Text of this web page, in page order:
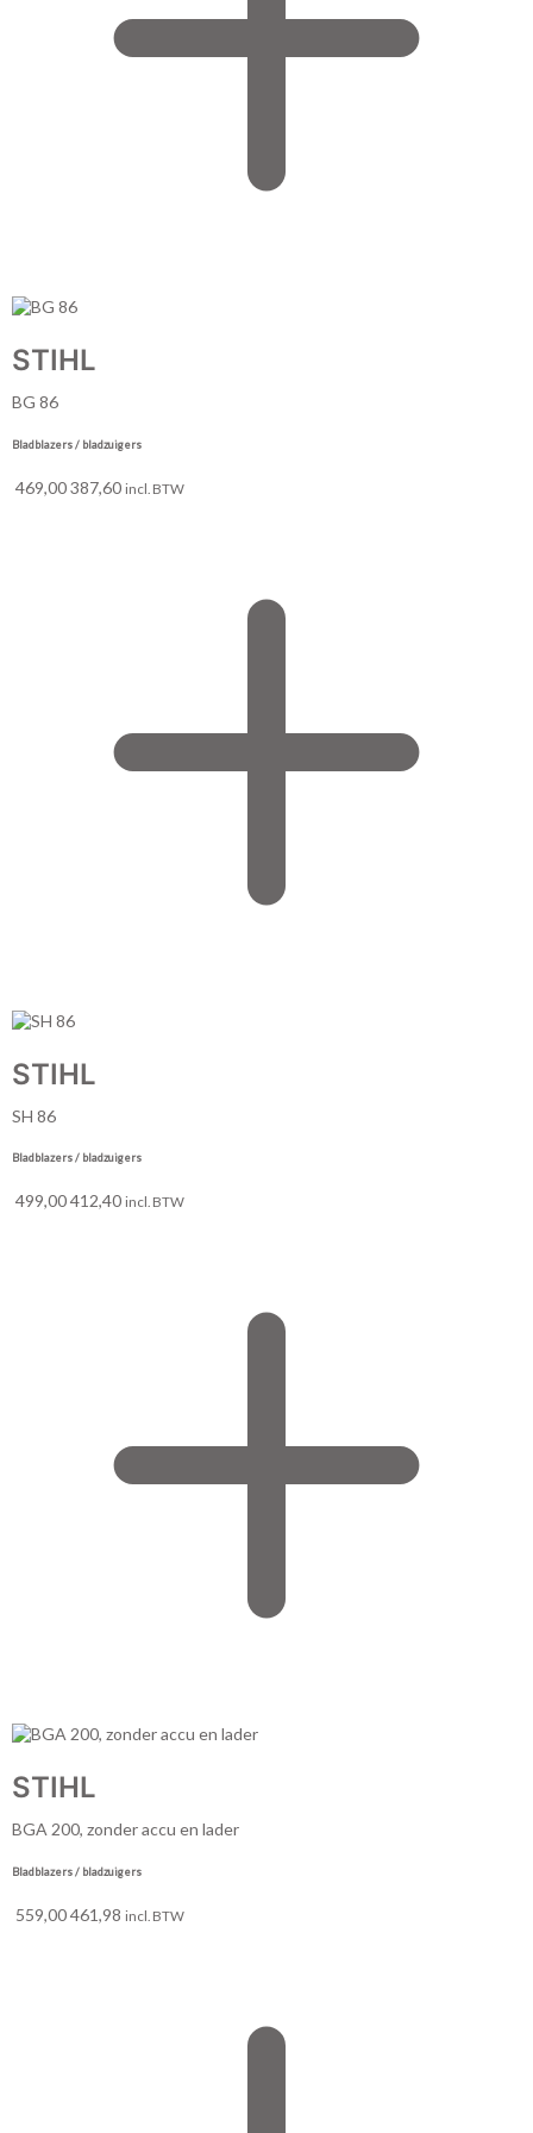
STIHL
BG 86
Bladblazers / bladzuigers
469,00387,60 incl. BTW
STIHL
SH 86
Bladblazers / bladzuigers
499,00412,40 incl. BTW
STIHL
BGA 200, zonder accu en lader
Bladblazers / bladzuigers
559,00461,98 incl. BTW